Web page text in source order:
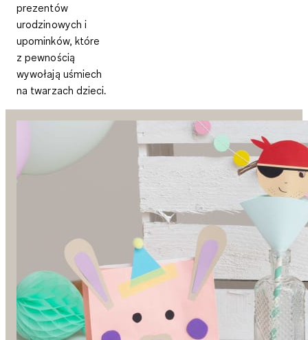
prezentów
urodzinowych i
upominków, które
z pewnością
wywołają uśmiech
na twarzach dzieci.